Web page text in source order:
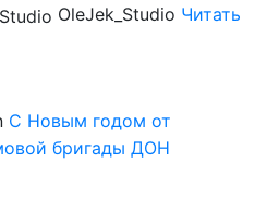
OleJek_Studio Читать
С Новым годом от
бригады ДОН